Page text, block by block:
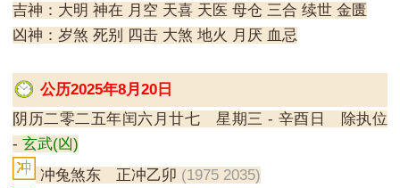
吉神：大明 神在 月空 天喜 天医 母仓 三合 续世 金匮
凶神：岁煞 死别 四击 大煞 地火 月厌 血忌
公历2025年8月20日
阴历二零二五年闰六月廿七 星期三 - 辛酉日 除执位
- 玄武(凶)
冲兔煞东 正冲乙卯 (1975 2035)